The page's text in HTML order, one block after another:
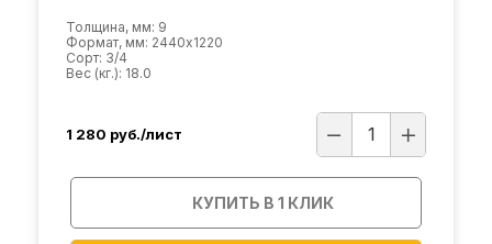
Толщина, мм: 9
Формат, мм: 2440х1220
Сорт: 3/4
Вес (кг.): 18.0
1 280 руб./лист
КУПИТЬ В 1 КЛИК